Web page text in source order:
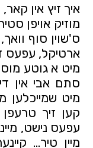
איך זיץ אין
מוזיק אויפן
ס'שוין סוף
ארטיקל, עפעס
מיט א גוטע
סתם אבי אין
מיט שמייכלען
קען זיך
עפעס נישט,
מיין טיר…